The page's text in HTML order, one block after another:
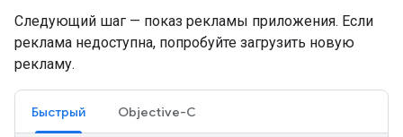
Следующий шаг — показ рекламы приложения. Если
реклама недоступна, попробуйте загрузить новую
рекламу.
Быстрый Objective-C